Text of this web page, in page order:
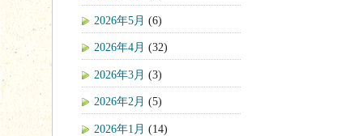
2026年5月 (6)
2026年4月 (32)
2026年3月 (3)
2026年2月 (5)
2026年1月 (14)